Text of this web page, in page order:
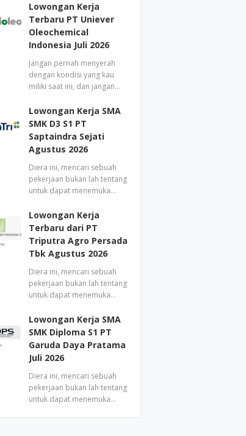
Lowongan Kerja
Terbaru PT Uniever
Oleochemical
Indonesia Juli 2026
Jangan pernah menyerah
dengan kondisi yang kau
miliki saat ini, dan jangan…
Lowongan Kerja SMA
SMK D3 S1 PT
Saptaindra Sejati
Agustus 2026
Diera ini, mencari sebuah
pekerjaan bukan lah tentang
untuk dapat menemuka…
Lowongan Kerja
Terbaru dari PT
Triputra Agro Persada
Tbk Agustus 2026
Diera ini, mencari sebuah
pekerjaan bukan lah tentang
untuk dapat menemuka…
Lowongan Kerja SMA
SMK Diploma S1 PT
Garuda Daya Pratama
Juli 2026
Diera ini, mencari sebuah
pekerjaan bukan lah tentang
untuk dapat menemuka…